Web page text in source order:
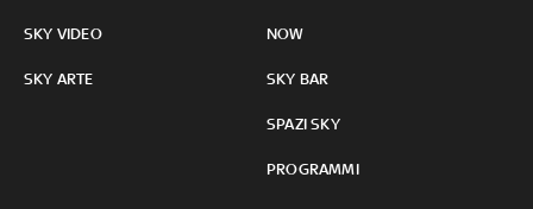
SKY VIDEO
SKY ARTE
NOW
SKY BAR
SPAZI SKY
PROGRAMMI